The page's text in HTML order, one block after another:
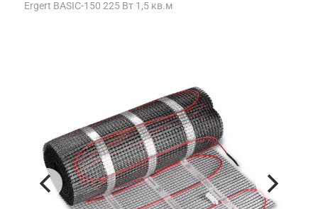
Ergert BASIC-150 225 Вт 1,5 кв.м